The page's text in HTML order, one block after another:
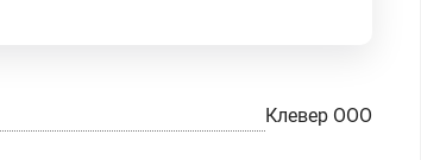
Клевер ООО